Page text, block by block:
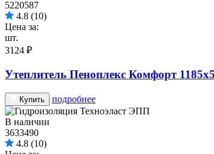
5220587
4.8 (10)
Цена за:
шт.
3124 ₽
Утеплитель Пеноплекс Комфорт
Купить подробнее
В наличии
3633490
4.8 (10)